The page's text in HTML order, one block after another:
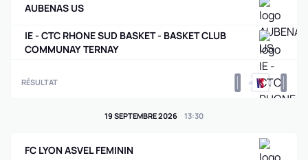
AUBENAS US
IE - CTC RHONE SUD BASKET - BASKET CLUB
COMMUNAY TERNAY
RÉSULTAT 0 0
19 SEPTEMBRE 2026 13:30
FC LYON ASVEL FEMININ